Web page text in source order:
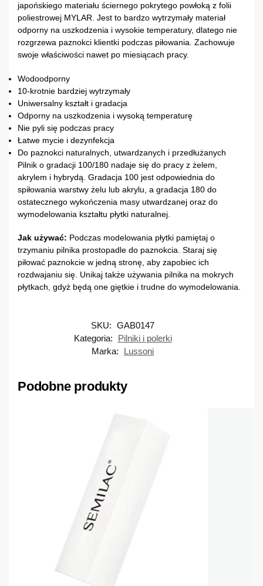
japońskiego materiału ściernego pokrytego powłoką z folii
poliestrowej MYLAR. Jest to bardzo wytrzymały materiał
odporny na uszkodzenia i wysokie temperatury, dlatego nie
rozgrzewa paznokci klientki podczas piłowania. Zachowuje
swoje właściwości nawet po miesiącach pracy.
Wodoodporny
10-krotnie bardziej wytrzymały
Uniwersalny kształt i gradacja
Odporny na uszkodzenia i wysoką temperaturę
Nie pyli się podczas pracy
Łatwe mycie i dezynfekcja
Do paznokci naturalnych, utwardzanych i przedłużanych
Pilnik o gradacji 100/180 nadaje się do pracy z żelem,
akrylem i hybrydą. Gradacja 100 jest odpowiednia do
spiłowania warstwy żelu lub akrylu, a gradacja 180 do
ostatecznego wykończenia masy utwardzanej oraz do
wymodelowania kształtu płytki naturalnej.
Jak używać: Podczas modelowania płytki pamiętaj o
trzymaniu pilnika prostopadle do paznokcia. Staraj się
piłować paznokcie w jedną stronę, aby zapobiec ich
rozdwajaniu się. Unikaj także używania pilnika na mokrych
płytkach, gdyż będą one giętkie i trudne do wymodelowania.
SKU: GAB0147
Kategoria:
Pilniki i polerki
Marka:
Lussoni
Podobne produkty